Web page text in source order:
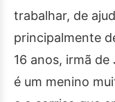
trabalhar, de
principalmente
16 anos, irmã de
é um menino